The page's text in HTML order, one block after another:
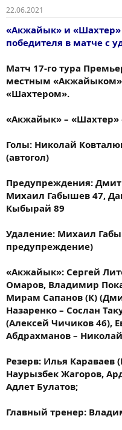
22.06.2021
«Акжайык» и
победителя в матче с
Матч 17-го тура
местным
«Шахтером».
«Акжайык» – «Шахтер»
Голы: Николай
(автогол)
Предупреждения:
Михаил Габышев 47,
Кыбырай 89
Удаление: Михаил
предупреждение)
«Акжайык»: Сергей
Омаров, Владимир
Мирам Сапанов (К)
Назаренко – Сослан
(Алексей Чичиков 46),
Абдрахманов –
Резерв: Илья Караваев
Наурызбек Жагоров,
Адлет Булатов;
Главный тренер: